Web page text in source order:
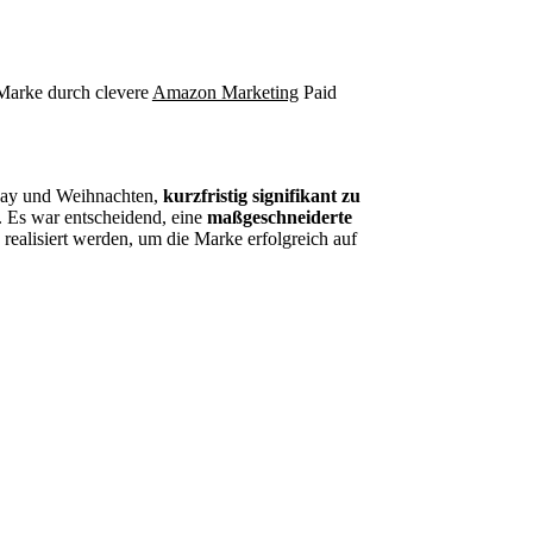
durch clevere Amazon Marketing Paid
und Weihnachten, kurzfristig signifikant zu
war entscheidend, einemaßgeschneiderte
werden, um die Marke erfolgreich auf